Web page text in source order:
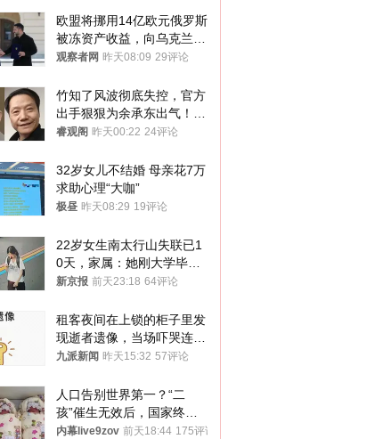
欧盟将挪用14亿欧元俄罗斯
被冻资产收益，向乌克兰提
供援助
观察者网 昨天08:09 29评论
竹知了风波彻底失控，官方
出手狠狠为余承东出气！雷
军果然没说错
睿观阁 昨天00:22 24评论
32岁女儿不结婚 母亲花7万
求助心理“大咖”
极昼 昨天08:29 19评论
22岁女生南太行山失联已1
0天，家属：她刚大学毕业
想到山里旅行
新京报 前天23:18 64评论
租客夜间在上锁的柜子里发
现逝者遗像，当场吓哭连夜
搬离，房东退还押金
九派新闻 昨天15:32 57评论
人口告别世界第一？“二
孩”催生无效后，国家终于
向住房出手了！
内幕live9zov 前天18:44 175评论